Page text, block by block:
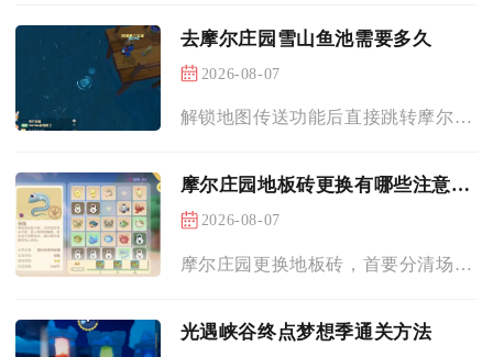
去摩尔庄园雪山鱼池需要多久
2026-08-07
解锁地图传送功能后直接跳转摩尔拉雅雪山鱼池可实现瞬间抵达，徒...
摩尔庄园地板砖更换有哪些注意事项
2026-08-07
摩尔庄园更换地板砖，首要分清场景差异、预判家具回收结果、核算...
光遇峡谷终点梦想季通关方法